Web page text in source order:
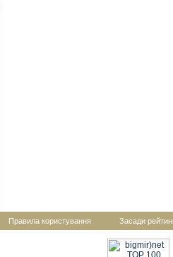
Правила користування Засади